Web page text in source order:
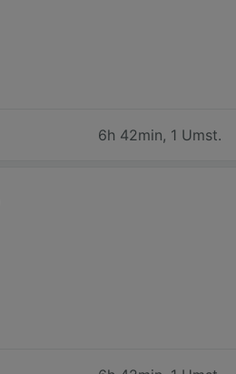
6h 42min, 1 Umst.